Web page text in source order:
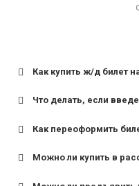
Как купить ж/д билет
Что делать, если
Как переоформить
Можно ли купить в